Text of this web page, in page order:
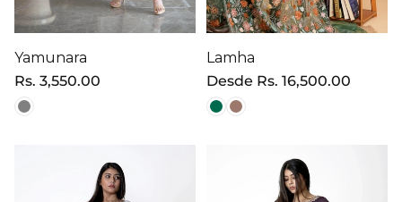
Yamunara
Precio
regular
Rs. 3,550.00
Lamha
Precio
regular
Desde Rs. 16,500.00